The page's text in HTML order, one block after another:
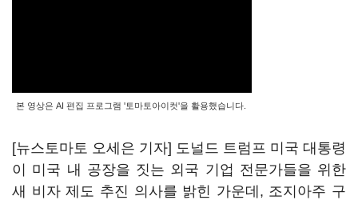
본 영상은 AI 편집 프로그램 '토마토아이컷'을 활용했습니다.
[뉴스토마토 오세은 기자] 도널드 트럼프 미국 대통령
이 미국 내 공장을 짓는 외국 기업 전문가들을 위한
새 비자 제도 추진 의사를 밝힌 가운데, 조지아주 구